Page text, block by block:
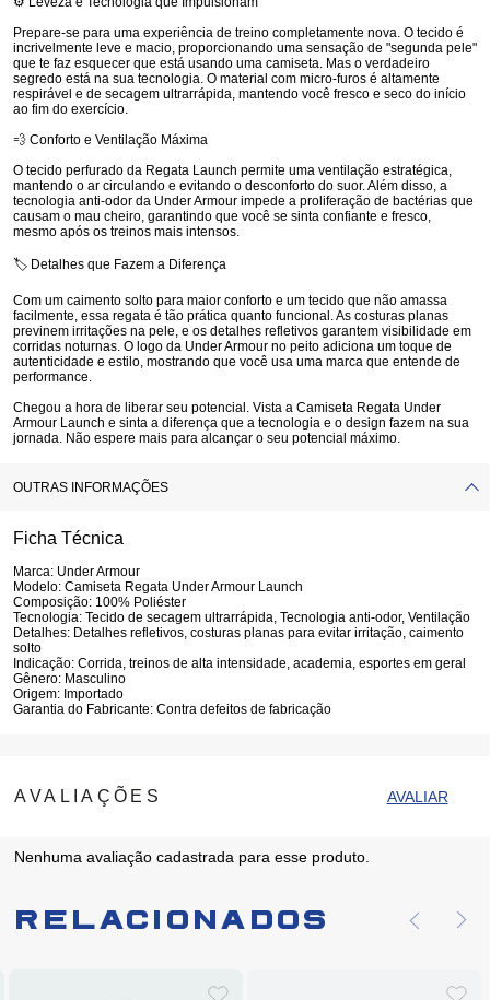
Prepare-se para uma experiência de treino completamente nova. O tecido é
incrivelmente leve e macio, proporcionando uma sensação de "segunda pele"
que te faz esquecer que está usando uma camiseta. Mas o verdadeiro
segredo está na sua tecnologia. O material com micro-furos é altamente
respirável e de secagem ultrarrápida, mantendo você fresco e seco do início
ao fim do exercício.
💨 Conforto e Ventilação Máxima
O tecido perfurado da Regata Launch permite uma ventilação estratégica,
mantendo o ar circulando e evitando o desconforto do suor. Além disso, a
tecnologia anti-odor da Under Armour impede a proliferação de bactérias que
causam o mau cheiro, garantindo que você se sinta confiante e fresco,
mesmo após os treinos mais intensos.
🏷️ Detalhes que Fazem a Diferença
Com um caimento solto para maior conforto e um tecido que não amassa
facilmente, essa regata é tão prática quanto funcional. As costuras planas
previnem irritações na pele, e os detalhes refletivos garantem visibilidade em
corridas noturnas. O logo da Under Armour no peito adiciona um toque de
autenticidade e estilo, mostrando que você usa uma marca que entende de
performance.
Chegou a hora de liberar seu potencial. Vista a Camiseta Regata Under
Armour Launch e sinta a diferença que a tecnologia e o design fazem na sua
jornada. Não espere mais para alcançar o seu potencial máximo.
OUTRAS INFORMAÇÕES
Ficha Técnica
Marca: Under Armour
Modelo: Camiseta Regata Under Armour Launch
Composição: 100% Poliéster
Tecnologia: Tecido de secagem ultrarrápida, Tecnologia anti-odor, Ventilação
Detalhes: Detalhes refletivos, costuras planas para evitar irritação, caimento
solto
Indicação: Corrida, treinos de alta intensidade, academia, esportes em geral
Gênero: Masculino
Origem: Importado
Garantia do Fabricante: Contra defeitos de fabricação
Nenhuma avaliação cadastrada para esse produto.
Relacionados